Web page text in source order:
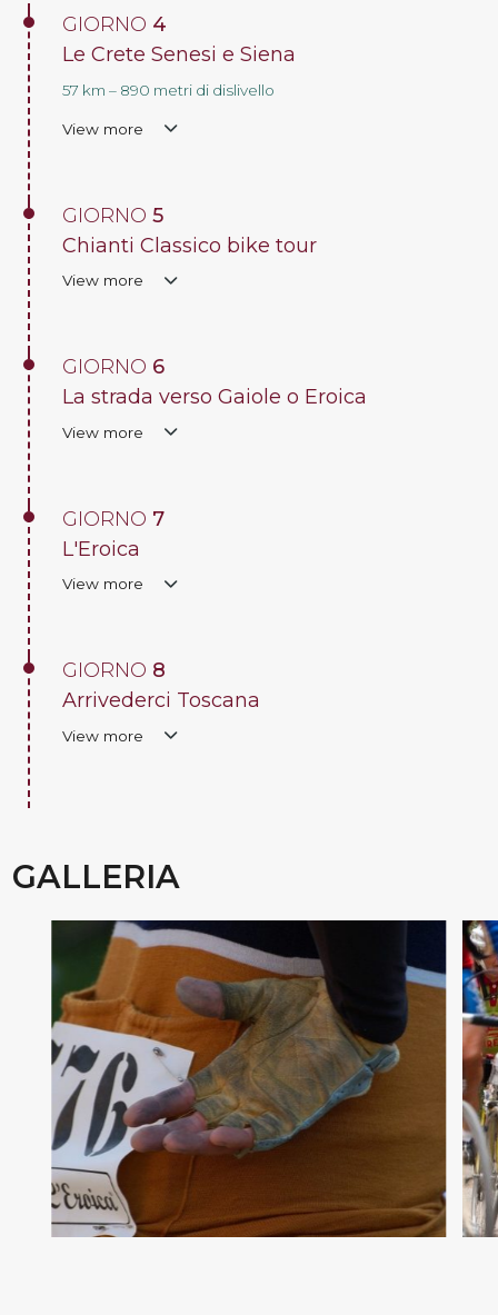
GIORNO 4
Le Crete Senesi e Siena
57 km – 890 metri di dislivello
View more
GIORNO5
Chianti Classico bike tour
View more
GIORNO 6
La strada verso Gaiole o Eroica
View more
GIORNO 7
L'Eroica
View more
GIORNO 8
Arrivederci Toscana
View more
GALLERIA